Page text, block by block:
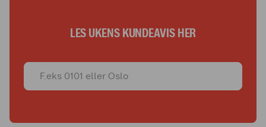
LES UKENS KUNDEAVIS HER